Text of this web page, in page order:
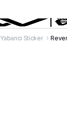
Yabancı Sticker